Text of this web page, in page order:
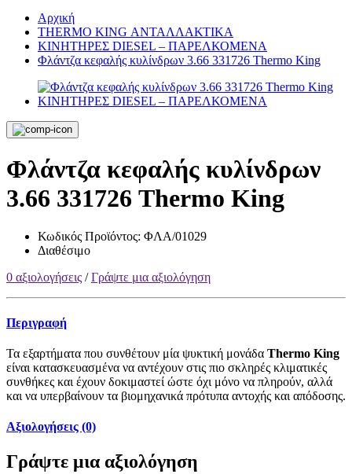
Αρχική
THERMO KING ΑΝΤΑΛΛΑΚΤΙΚΑ
KΙΝΗΤΗΡΕΣ DIESEL – ΠΑΡΕΛΚΟΜΕΝΑ
Φλάντζα κεφαλής κυλίνδρων 3.66 331726 Thermo King
Φλάντζα κεφαλής κυλίνδρων
3.66 331726 Thermo King
Κωδικός Προϊόντος: ΦΛΑ/01029
Διαθέσιμο
0 αξιολογήσεις /Γράψτε μια αξιολόγηση
Περιγραφή
Τα εξαρτήματα που συνθέτουν μία ψυκτική μονάδα Thermo King
είναι κατασκευασμένα να αντέχουν στις πιο σκληρές κλιματικές
συνθήκες και έχουν δοκιμαστεί ώστε όχι μόνο να πληρούν, αλλά
και να υπερβαίνουν τα βιομηχανικά πρότυπα αντοχής και απόδοσης.
Αξιολογήσεις (0)
Γράψτε μια αξιολόγηση